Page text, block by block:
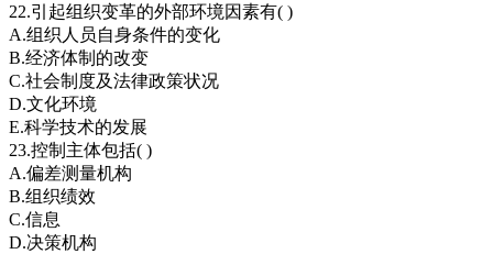
22.引起组织变革的外部环境因素有( )
A.组织人员自身条件的变化
B.经济体制的改变
C.社会制度及法律政策状况
D.文化环境
E.科学技术的发展
23.控制主体包括( )
A.偏差测量机构
B.组织绩效
C.信息
D.决策机构